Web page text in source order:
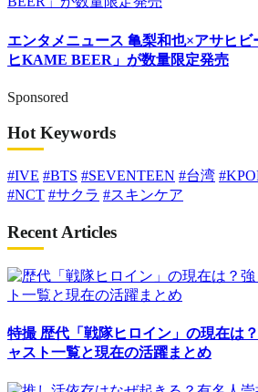
エンタメニュース 亀梨和也×アサヒビ
ヒKAME BEER」が数量限定発売
Sponsored
Hot Keywords
#IVE #BTS #SEVENTEEN #台湾
#NCT #サクラ #スキンケア
Recent Articles
特撮 歴代「戦隊ヒロイン」の現在は
ャスト一覧と現在の活躍まとめ